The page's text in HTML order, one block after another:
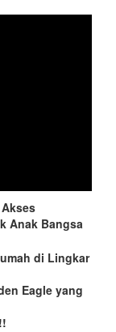
Anak Bangsa
di Lingkar
Eagle yang